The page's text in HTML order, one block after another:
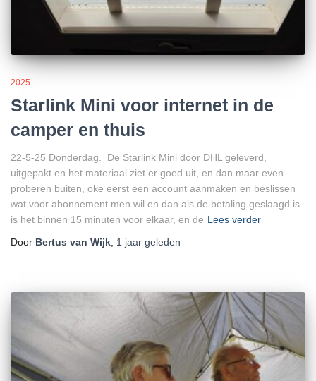
2025
Starlink Mini voor internet in de
camper en thuis
22-5-25 Donderdag. De Starlink Mini door DHL geleverd,
uitgepakt en het materiaal ziet er goed uit, en dan maar even
proberen buiten, oke eerst een account aanmaken en beslissen
wat voor abonnement men wil en dan als de betaling geslaagd is
is het binnen 15 minuten voor elkaar, en de Lees verder
Door Bertus van Wijk 1 jaar geleden